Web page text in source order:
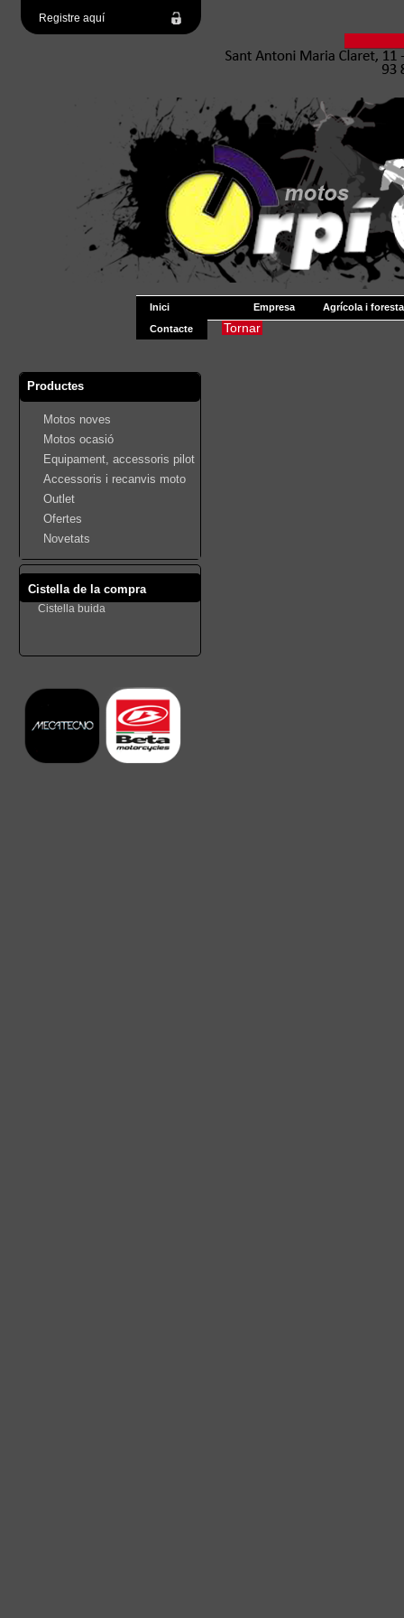
Registre aquí
Inici Empresa
Agrícola i
Contacte
Productes
Motos noves
Motos ocasió
Equipament, accessoris pilot
Accessoris i recanvis moto
Outlet
Ofertes
Novetats
Cistella de la compra
Cistella buida
Tornar